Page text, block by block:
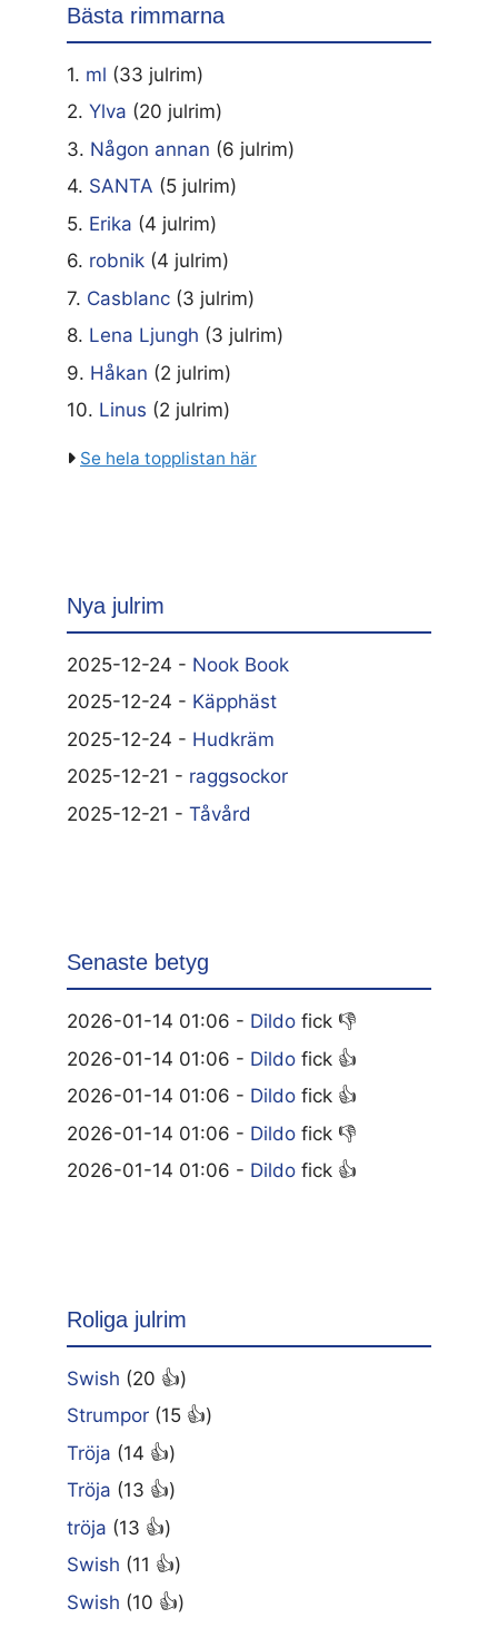
Bästa rimmarna
1. ml (33 julrim)
2. Ylva (20 julrim)
3. Någon annan (6 julrim)
4. SANTA (5 julrim)
5. Erika (4 julrim)
6. robnik (4 julrim)
7. Casblanc (3 julrim)
8. Lena Ljungh (3 julrim)
9. Håkan (2 julrim)
10. Linus (2 julrim)
Se hela topplistan här
Nya julrim
2025-12-24 - Nook Book
2025-12-24 - Käpphäst
2025-12-24 - Hudkräm
2025-12-21 - raggsockor
2025-12-21 - Tåvård
Senaste betyg
2026-01-14 01:06 - Dildo fick 👎
2026-01-14 01:06 - Dildo fick 👍
2026-01-14 01:06 - Dildo fick 👍
2026-01-14 01:06 - Dildo fick 👎
2026-01-14 01:06 - Dildo fick 👍
Roliga julrim
Swish (20 👍)
Strumpor (15 👍)
Tröja (14 👍)
Tröja (13 👍)
tröja (13 👍)
Swish (11 👍)
Swish (10 👍)